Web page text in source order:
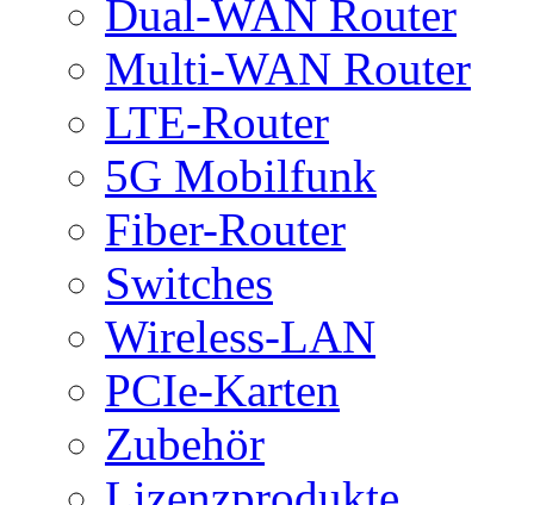
Dual-WAN Router
Multi-WAN Router
LTE-Router
5G Mobilfunk
Fiber-Router
Switches
Wireless-LAN
PCIe-Karten
Zubehör